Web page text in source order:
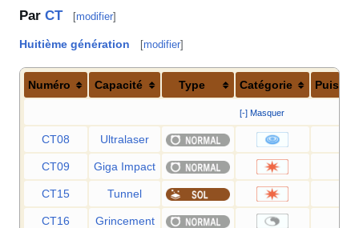
Par CT [modifier]
Huitième génération [modifier]
Numéro Capacité Type Catégorie
[-] Masquer
CT08 Ultralaser
CT09 Giga Impact
CT15 Tunnel
CT16 Grincement